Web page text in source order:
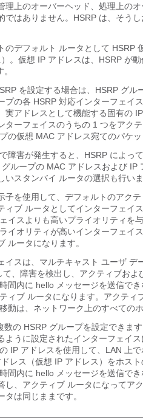
理上のオーバーヘッド、処理上の
ではありません。HSRP は、そう
のデフォルト ルータとして HSRP
。仮想 IP アドレスは、HSRP が
を設定する場合は、HSRP グル
プの各 HSRP 対応インターフェイ
実アドレスとして機能する固有の
ターフェイスのうちの 1 つをアク
の仮想 MAC アドレス宛てのパケ
障害が発生すると、HSRP によっ
ループの MAC アドレスおよび IP
スタンバイ ルータの選択も行いま
子を使用して、デフォルトのアク
ィブ ルータとしてインターフェイ
イスよりも高いプライオリティを
イオリティが高いインターフェイ
ルータになります。
イスは、マルチキャスト ユーザ デ
、障害を検出し、アクティブお
間内に hello メッセージを送信で
ィブ ルータになります。アクティ
動は、ネットワーク上のすべての
数の HSRP グループを設定できま
ように設定されたインターフェイ
IP アドレスを使用して、LAN 上
レス（仮想 IP アドレス）をホス
間内に hello メッセージを送信で
し、アクティブ ルータになってア
は同じままです。